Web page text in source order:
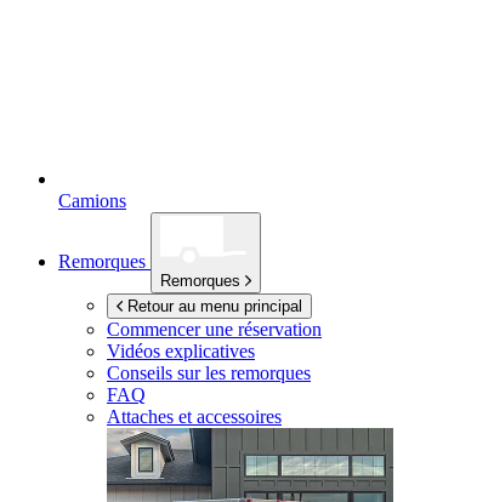
Camions
Remorques
Remorques
Retour au menu principal
Commencer une réservation
Vidéos explicatives
Conseils sur les remorques
FAQ
Attaches et accessoires